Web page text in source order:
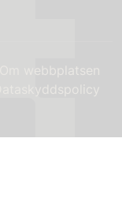
Om webbplatsen
Dataskyddspolicy